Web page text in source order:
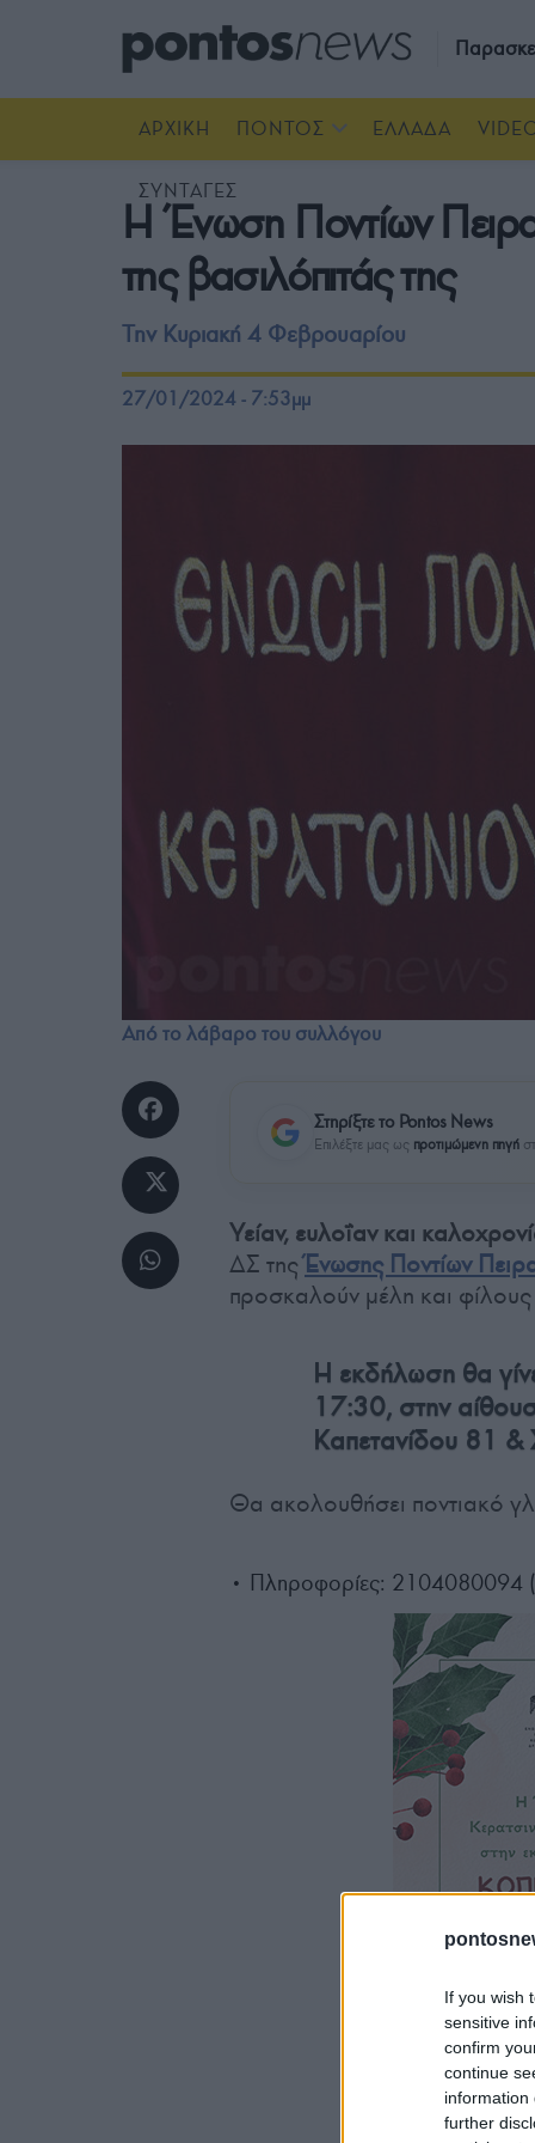
If you wish
sensitive
confirm
continue
information
further
ΑΡΧΙΚΗ ΠΟΝΤΟΣ ΕΛΛΑΔΑ
ΣΥΝΤΑΓΕΣ
Η Ένωση Ποντίων
της βασιλόπιτάς της
Την Κυριακή 4 Φεβρουαρίου
27/01/2024 - 7:53μμ
Από το λάβαρο του συλλόγου
Στηρίξτε το Pontos News
Επιλέξτε μας ως προτιμώμενη πηγή
Υείαν, ευλοΐαν και
ΔΣ τηςΈνωσης Ποντίων
προσκαλούν μέλη και φίλους
Η εκδήλωση θα
17:30, στην
Καπετανίδου 81
Θα ακολουθήσει ποντιακό
• Πληροφορίες: 2104080094